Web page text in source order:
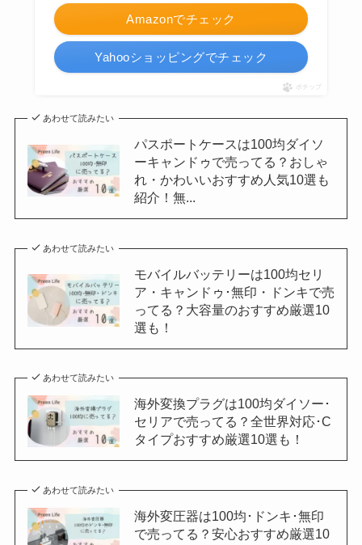
Amazonでチェック
Yahooショッピングでチェック
ポチップ
あわせて読みたい
パスポートケースは100均ダイソ
ーキャンドゥで売ってる？おしゃ
れ・かわいいおすすめ人気10選も
紹介！無...
あわせて読みたい
モバイルバッテリーは100均セリ
ア・キャンドゥ･無印・ドンキで売
ってる？大容量のおすすめ厳選10
選も！
あわせて読みたい
海外変換プラグは100均ダイソー･
セリアで売ってる？全世界対応･C
タイプおすすめ厳選10選も！
あわせて読みたい
海外変圧器は100均･ドンキ･無印
で売ってる？安心おすすめ厳選10